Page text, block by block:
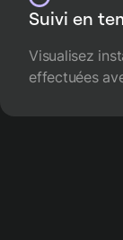
Suivi en
Visualisez
effectuées